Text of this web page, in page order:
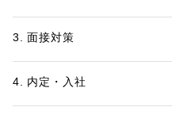
3. 面接対策
4. 内定・入社